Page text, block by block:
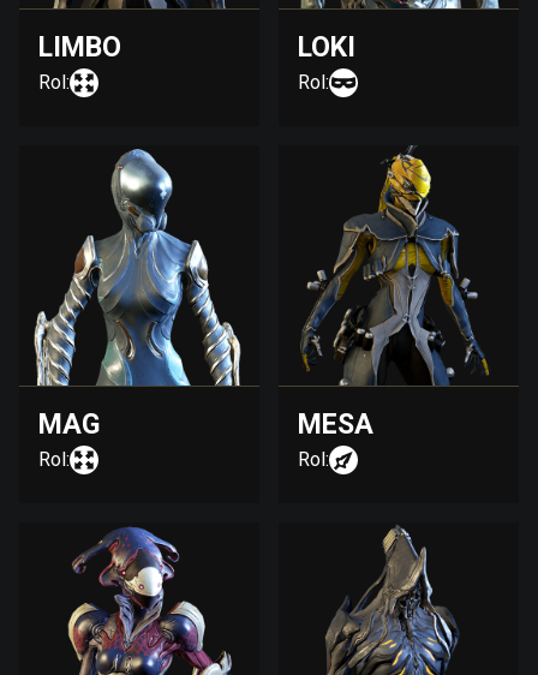
LIMBO
Rol:
LOKI
Rol:
MAG
Rol:
MESA
Rol: